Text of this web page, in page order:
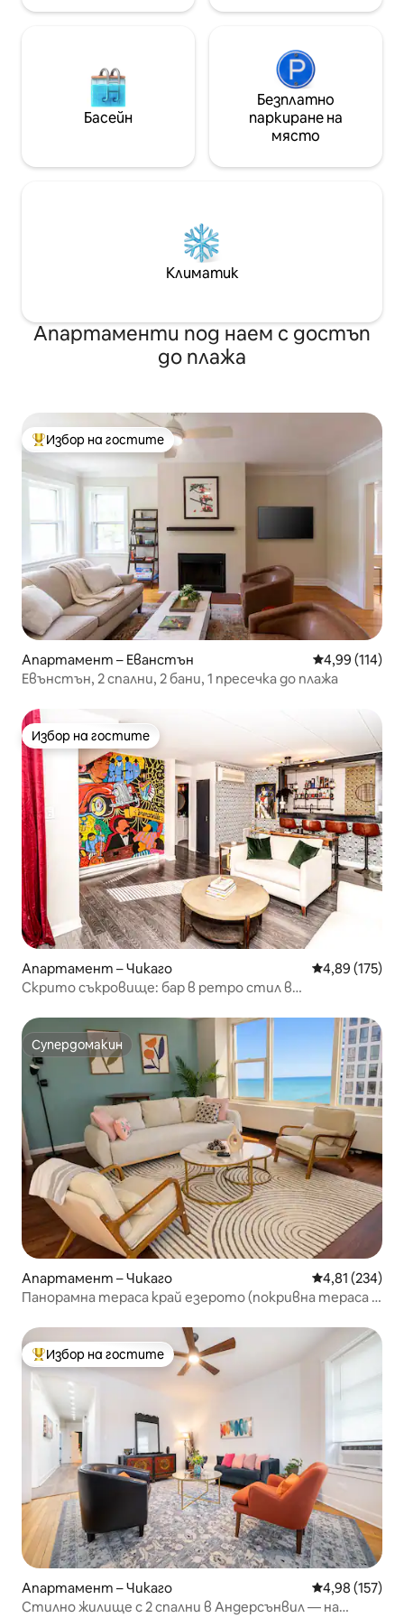
Цената е 35 $/нощувка за домашен
Басейн
Безплатно
паркиране на
място
Климатик
Апартаменти под наем с достъп
до плажа
Най-популярен избор на гостите
Избор на гостите
Апартамент – Еванстън Средна
4,99 (114)
Евънстън, 2 спални, 2 бани, 1 пресечка до плажа
Избор на гостите
Избор на гостите
Апартамент – Чикаго Средна
4,89 (175)
Скрито съкровище: бар в ретро стил в
Супердомакин
Супердомакин
Апартамент – Чикаго Средна
4,81 (234)
Панорамна тераса край езерото (покривна тераса •
Най-популярен избор на гостите
Избор на гостите
Апартамент – Чикаго Средна
4,98 (157)
Стилно жилище с 2 спални в Андерсънвил — на